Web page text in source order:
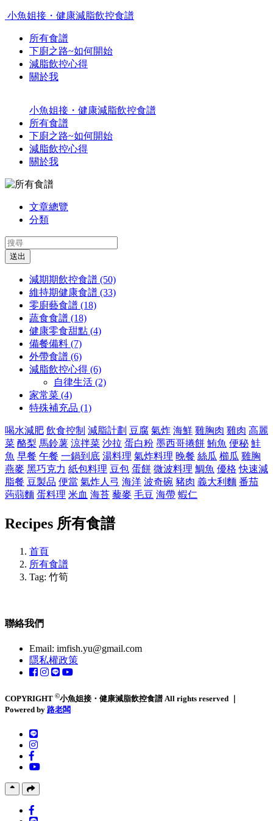
小魚姐接・健康減脂飲控食譜
所有食譜
下廚之路~如何開始
減脂飲控心得
關於我
小魚姐接・健康減脂飲控食譜
所有食譜
下廚之路~如何開始
減脂飲控心得
關於我
文章總覽
分類
送出
減期期飲控食譜 (50)
維持期健康食譜 (33)
零廚藝食譜 (18)
蔬食食譜 (18)
健康零食甜點 (4)
備餐備料 (7)
外帶食譜 (6)
減脂飲控心得 (6)
自律生活 (2)
家常菜 (4)
特殊補充品 (1)
喝水減肥 飲食控制 減脂計劃 豆腐 氣炸 海鮮 雞胸肉 雞肉 高麗
菜 酪梨 馬鈴薯 涼拌菜 沙拉 蛋白粉 墨西哥捲餅 鮪魚 便秘 鮭
魚 早餐 午餐 一鍋到底 湯料理 氣炸料理 晚餐 絲瓜 櫛瓜 雞胸
燕麥 黑巧克力 紙包料理 豆包 蛋餅 微波料理 鯛魚 優格 快速減
脂餐 豆製品 便當 氣炸人弓 海洋 波奇碗 豬肉 義大利麵 番茄
蒟蒻麵 蛋料理 米血 海苔 藜麥 毛豆 海帶 蝦仁
Recipes 所有食譜
首頁
所有食譜
Tag: 竹筍
聯絡我們
Email: imfish.yu@gmail.com
隱私權政策
COPYRIGHT ©小魚姐接・健康減脂飲控食譜 All rights reserved ｜
Powered by 路老闆